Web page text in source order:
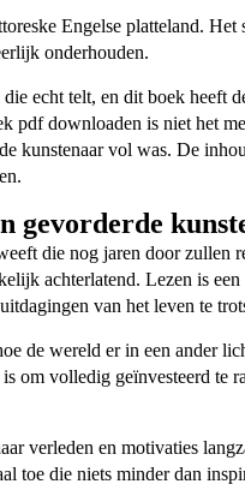
Engelse platteland. Het
onderhouden.
echt telt, en dit boek heeft
downloaden is niet het
vol was. De
gevorderde
die nog jaren door
achterlatend. Lezen is
van het leven te
de wereld er in een ander
volledig geïnvesteerd te
en motivaties
toe die niets minder dan